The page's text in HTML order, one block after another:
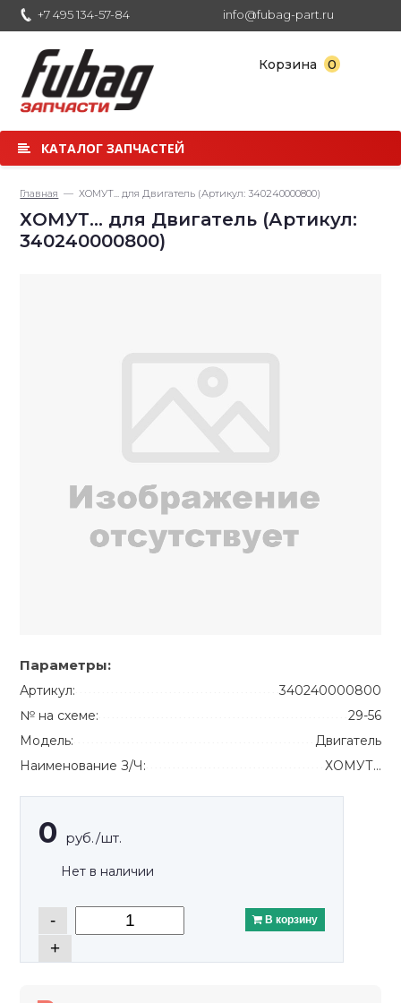
+7 495 134-57-84 info@fubag-part.ru
Корзина0
КАТАЛОГ ЗАПЧАСТЕЙ
Главная — ХОМУТ... для Двигатель (Артикул: 340240000800)
ХОМУТ... для Двигатель (Артикул:
340240000800)
Параметры:
Артикул:
340240000800
№ на схеме:
29-56
Модель:
Двигатель
Наименование З/Ч:
ХОМУТ...
0 руб./шт.
Нет в наличии
-
+
В корзину